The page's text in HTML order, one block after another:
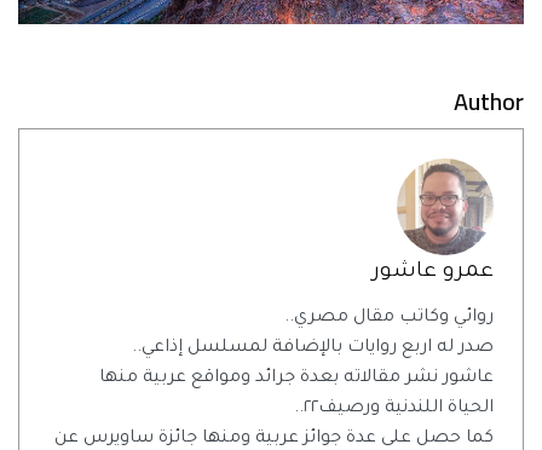
Author
عمرو عاشور
روائي وكاتب مقال مصري..
صدر له اربع روايات بالإضافة لمسلسل إذاعي..
عاشور نشر مقالاته بعدة جرائد ومواقع عربية منها
الحياة اللندنية ورصيف٢٢..
كما حصل على عدة جوائز عربية ومنها جائزة ساويرس عن